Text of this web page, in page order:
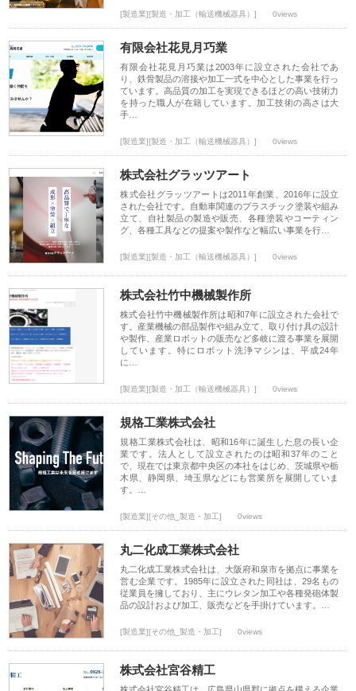
[製造業][製造・加工（輸送機械器具）] 0views
有限会社花見月巧業
有限会社花見月巧業は2003年に設立された会社であ
り、鉄骨製品の溶接や加工一式を中心とした事業を行っ
ています。高品質の加工を実現できるほどの高い技術力
を持った職人が在籍しています。加工技術の高さは大
手…
[製造業][製造・加工（輸送機械器具）] 0views
株式会社グラッツアート
株式会社グラッツアートは2011年創業、2016年に設立
された会社です。自動車関連のプラスチック塗装や組み
立て、自社製品の製造や販売、各種塗装やコーティン
グ、各種工具などの提案や製作など幅広い事業を行…
[製造業][製造・加工（輸送機械器具）] 0views
株式会社竹中機械製作所
株式会社竹中機械製作所は昭和7年に設立された会社で
す。産業機械の部品製作や組み立て、取り付け具の設計
や製作、産業ロボットの販売など多岐に渡る事業を展開
しています。特にロボット洗浄マシンは、平成24年
に…
[製造業][製造・加工（輸送機械器具）] 0views
規格工業株式会社
規格工業株式会社は、昭和16年に誕生した息の長い企
業です。法人として設立されたのは昭和37年のこと
で、現在では東京都中央区の本社をはじめ、茨城県や栃
木県、静岡県、埼玉県などにも営業所を展開していま
す。…
[製造業][その他_製造・加工] 0views
丸二化成工業株式会社
丸二化成工業株式会社は、大阪府和泉市を拠点に事業を
営む企業です。1985年に設立された同社は、29名もの
従業員を擁しており、主にウレタン加工や各種発砲体製
品の設計および加工、販売などを手掛けています。…
[製造業][その他_製造・加工] 0views
株式会社宮谷精工